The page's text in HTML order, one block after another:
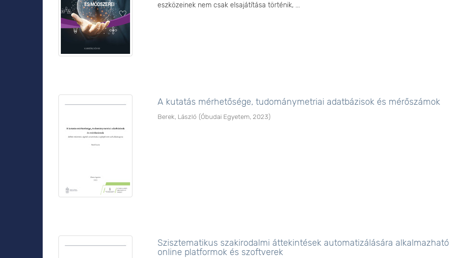
eszközeinek nem csak elsajátítása történik, ...
A kutatás mérhetősége, tudománymetriai adatbázisok és mérőszámok
Berek, László (Óbudai Egyetem 2023)
Szisztematikus szakirodalmi áttekintések automatizálására alkalmazható
online platformok és szoftverek